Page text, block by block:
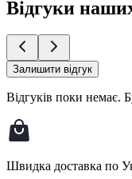
Відгуки
Залишити відгук
Відгуків поки немає.
Швидка доставка по